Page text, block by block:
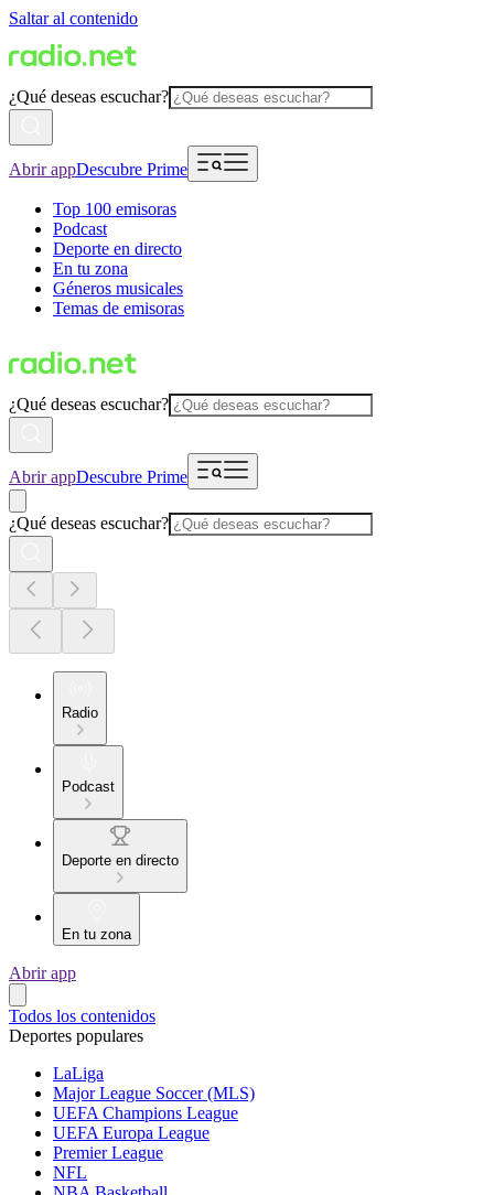
Saltar al contenido
¿Qué deseas escuchar?
Abrir appDescubre Prime
Top 100 emisoras
Podcast
Deporte en directo
En tu zona
Géneros musicales
Temas de emisoras
¿Qué deseas escuchar?
Abrir appDescubre Prime
¿Qué deseas escuchar?
Radio
Podcast
Deporte en directo
En tu zona
Abrir app
Todos los contenidos
Deportes populares
LaLiga
Major League Soccer (MLS)
UEFA Champions League
UEFA Europa League
Premier League
NFL